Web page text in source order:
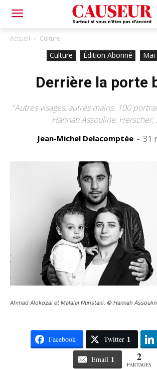
Accueil Culture
Culture Édition Abonné Mai
Derrière la porte
"Autres visages, autres mains. 100
Hannah Assouline, Herscher,
Jean-Michel Delacomptée - 31
Ahmad Alokozai et Malalai Nuristani. © Hannah
Facebook Twitter 1
Email 1 2
PARTAGES